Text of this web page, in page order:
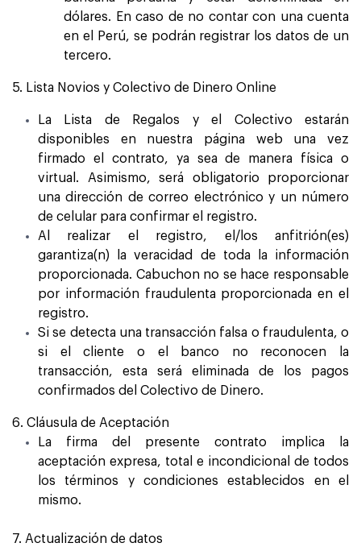
dólares. En caso de no contar con una cuenta
en el Perú, se podrán registrar los datos de un
tercero.
5. Lista Novios y Colectivo de Dinero Online
La Lista de Regalos y el Colectivo estarán
disponibles en nuestra página web una vez
firmado el contrato, ya sea de manera física o
virtual. Asimismo, será obligatorio proporcionar
una dirección de correo electrónico y un número
de celular para confirmar el registro.
Al realizar el registro, el/los anfitrión(es)
garantiza(n) la veracidad de toda la información
proporcionada. Cabuchon no se hace responsable
por información fraudulenta proporcionada en el
registro.
Si se detecta una transacción falsa o fraudulenta, o
si el cliente o el banco no reconocen la
transacción, esta será eliminada de los pagos
confirmados del Colectivo de Dinero.
6. Cláusula de Aceptación
La firma del presente contrato implica la
aceptación expresa, total e incondicional de todos
los términos y condiciones establecidos en el
mismo.
7. Actualización de datos